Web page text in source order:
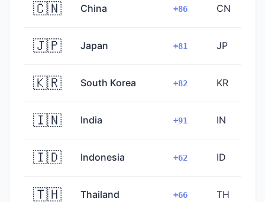
🇨🇳 China +86 CN
🇯🇵 Japan +81 JP
🇰🇷 South Korea +82 KR
🇮🇳 India +91 IN
🇮🇩 Indonesia +62 ID
🇹🇭 Thailand +66 TH